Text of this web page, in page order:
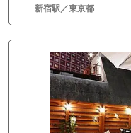
新宿駅／東京都